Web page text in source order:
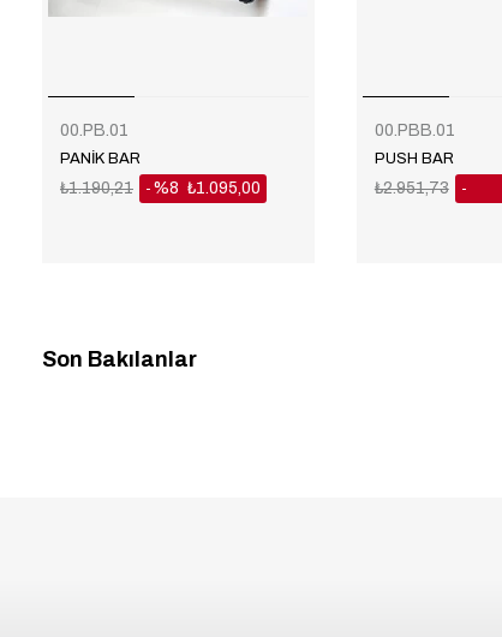
00.PB.01
PANİK BAR
%8 ₺1.095,00
₺1.190,21
00.PBB.01
PUSH BAR
₺2.951,73
Son Bakılanlar